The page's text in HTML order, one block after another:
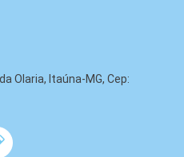
Olaria, Itaúna-MG, Cep: